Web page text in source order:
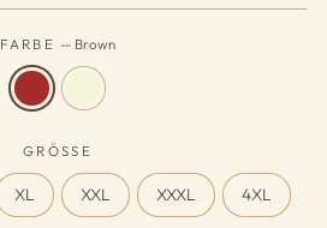
FARBE — Brown
GRÖSSE
XL XXL XXXL 4XL